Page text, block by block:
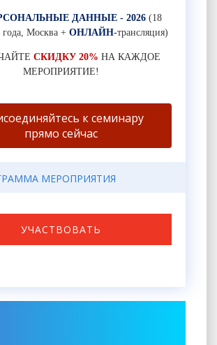
ДАННЫЕ - 2026 (18
года, Москва + ОНЛАЙН-трансляция)
СКИДКУ 20% НА КАЖДОЕ
МЕРОПРИЯТИЕ!
к семинару
прямо сейчас
МЕРОПРИЯТИЯ
УЧАСТВОВАТЬ